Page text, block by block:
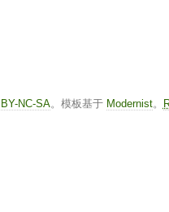
NC-SA。模板基于 Modernist。